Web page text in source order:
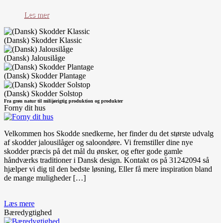
Les mer
(Dansk) Skodder Klassic
(Dansk) Jalousilåge
(Dansk) Skodder Plantage
(Dansk) Skodder Solstop
Fra grøn natur til milijørigtig produktion og produkter
Forny dit hus
Velkommen hos Skodde snedkerne, her finder du det største udvalg
af skodder jalousilåger og saloondøre. Vi fremstiller dine nye
skodder præcis på det mål du ønsker, og efter gode gamle
håndværks traditioner i Dansk design. Kontakt os på 31242094 så
hjælper vi dig til den bedste løsning, Eller få mere inspiration bland
de mange muligheder […]
Læs mere
Bæredygtighed